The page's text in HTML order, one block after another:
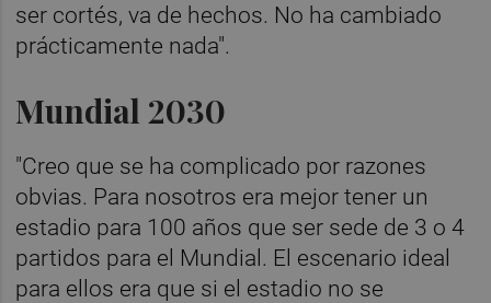
ser cortés, va de hechos. No ha cambiado
prácticamente nada".
Mundial 2030
"Creo que se ha complicado por razones
obvias. Para nosotros era mejor tener un
estadio para 100 años que ser sede de 3 o 4
partidos para el Mundial. El escenario ideal
para ellos era que si el estadio no se